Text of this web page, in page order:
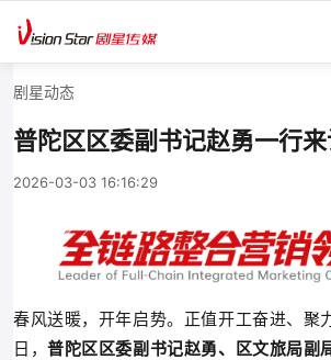
剧星动态
普陀区区委副书记赵勇一行
2026-03-03 16:16:29
春风送暖，开年启势。正值开工奋进、聚
日，普陀区区委副书记赵勇、 区文旅局副